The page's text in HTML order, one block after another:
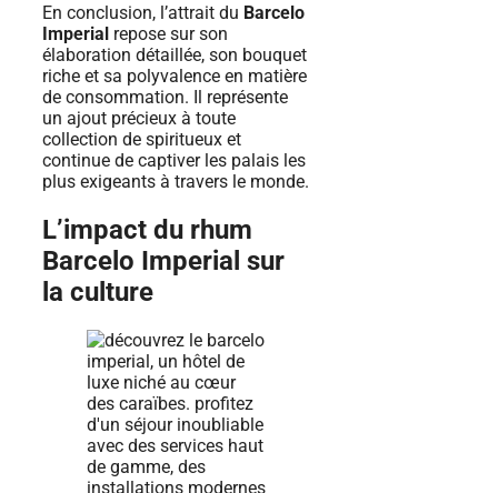
En conclusion, l’attrait du Barcelo
Imperial repose sur son
élaboration détaillée, son bouquet
riche et sa polyvalence en matière
de consommation. Il représente
un ajout précieux à toute
collection de spiritueux et
continue de captiver les palais les
plus exigeants à travers le monde.
L’impact du rhum
Barcelo Imperial sur
la culture